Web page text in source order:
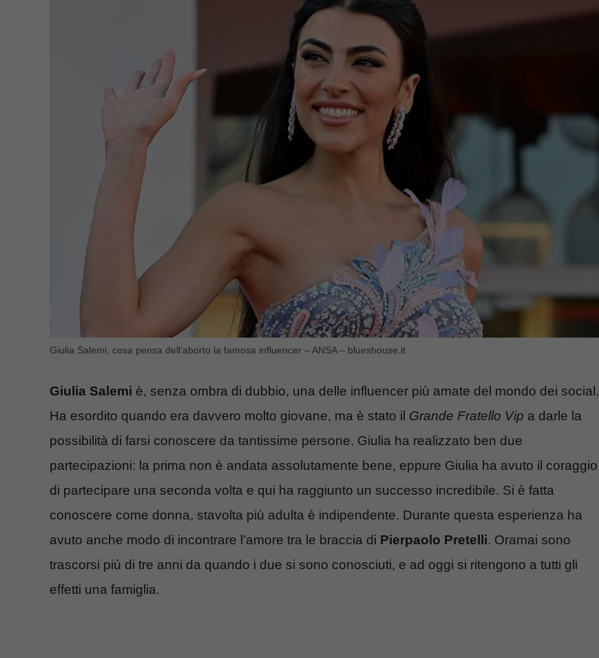
Giulia Salemi, cosa pensa dell’aborto la famosa influencer – ANSA – blueshouse.it
Giulia Salemi è, senza ombra di dubbio, una delle influencer più amate del mondo dei social.
Ha esordito quando era davvero molto giovane, ma è stato il Grande Fratello Vip a darle la
possibilità di farsi conoscere da tantissime persone. Giulia ha realizzato ben due
partecipazioni: la prima non è andata assolutamente bene, eppure Giulia ha avuto il coraggio
di partecipare una seconda volta e qui ha raggiunto un successo incredibile. Si è fatta
conoscere come donna, stavolta più adulta è indipendente. Durante questa esperienza ha
avuto anche modo di incontrare l’amore tra le braccia di Pierpaolo Pretelli. Oramai sono
trascorsi più di tre anni da quando i due si sono conosciuti, e ad oggi si ritengono a tutti gli
effetti una famiglia.